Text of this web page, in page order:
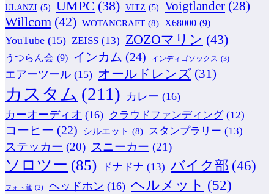
ULANZI (5) UMPC (38) VITZ (5) Voigtlander (28)
Willcom (42) WOTANCRAFT (8) X68000 (9)
YouTube (15) ZEISS (13) ZOZOマリン (43)
うつらん会 (9) インカム (24) インディゴソックス (3)
エアーツール (15) オールドレンズ (31)
カスタム (211) カレー (16)
カーオーディオ (16) クラウドファンディング (12)
コーヒー (22) シルエット (8) スタンプラリー (13)
ステッカー (20) スニーカー (21)
ソロツー (85) ドナドナ (13) バイク部 (46)
フォト蔵 (2) ヘッドホン (16) ヘルメット (52)